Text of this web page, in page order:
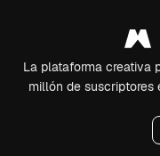
La plataforma creativa
millón de suscriptores